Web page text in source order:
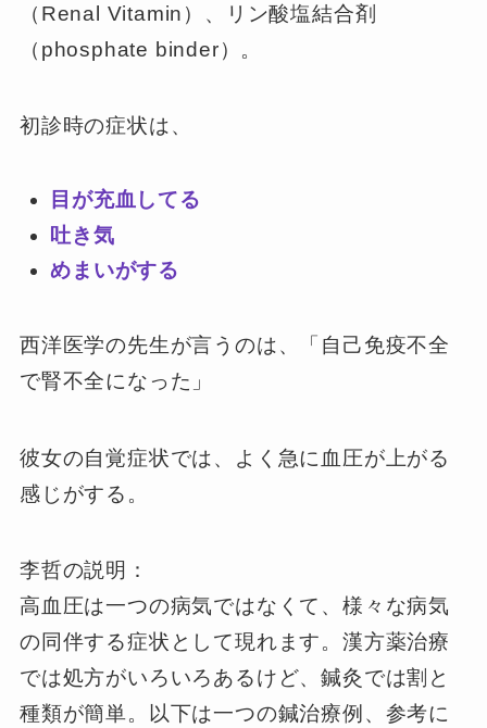
（Renal Vitamin）、リン酸塩結合剤
（phosphate binder）。
初診時の症状は、
目が充血してる
吐き気
めまいがする
西洋医学の先生が言うのは、「自己免疫不全
で腎不全になった」
彼女の自覚症状では、よく急に血圧が上がる
感じがする。
李哲の説明：
高血圧は一つの病気ではなくて、様々な病気
の同伴する症状として現れます。漢方薬治療
では処方がいろいろあるけど、鍼灸では割と
種類が簡単。以下は一つの鍼治療例、参考に